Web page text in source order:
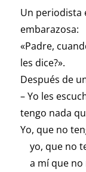
Un periodista
embarazosa:
«Padre,
les dice?».
Después de
– Yo les
tengo nada
Yo, que no
yo, que no
a mí que no